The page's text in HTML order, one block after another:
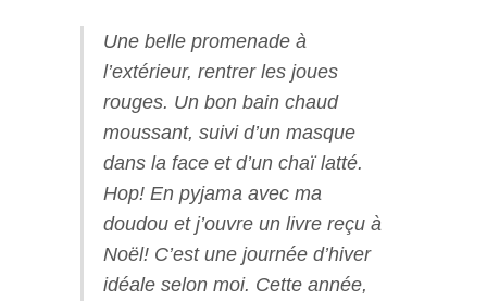
Une belle promenade à
l’extérieur, rentrer les joues
rouges. Un bon bain chaud
moussant, suivi d’un masque
dans la face et d’un chaï latté.
Hop! En pyjama avec ma
doudou et j’ouvre un livre reçu à
Noël! C’est une journée d’hiver
idéale selon moi. Cette année,